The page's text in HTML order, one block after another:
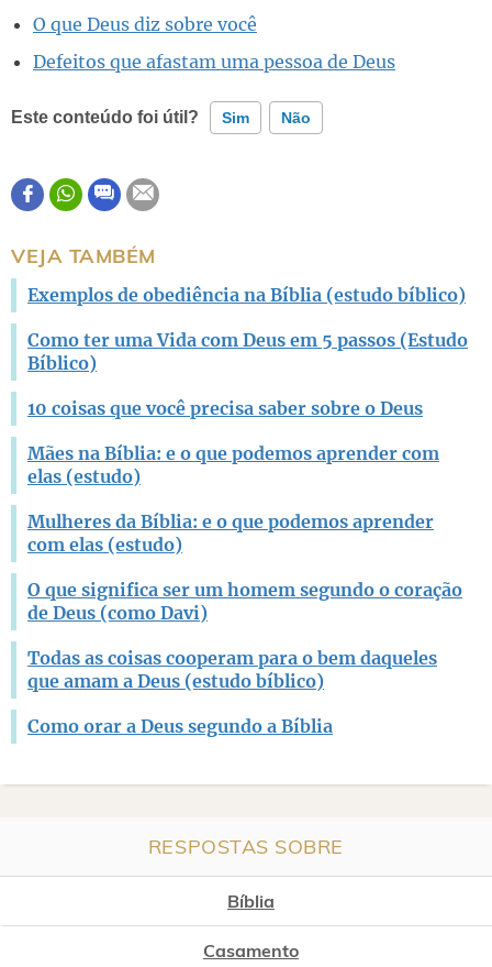
O que Deus diz sobre você
Defeitos que afastam uma pessoa de Deus
Este conteúdo foi útil? Sim Não
Este conteúdo contém informação incorreta
VEJA TAMBÉM
Exemplos de obediência na Bíblia (estudo bíblico)
Como ter uma Vida com Deus em 5 passos (Estudo
Bíblico)
10 coisas que você precisa saber sobre o Deus
Mães na Bíblia: e o que podemos aprender com
elas (estudo)
Mulheres da Bíblia: e o que podemos aprender
com elas (estudo)
O que significa ser um homem segundo o coração
de Deus (como Davi)
Todas as coisas cooperam para o bem daqueles
que amam a Deus (estudo bíblico)
Como orar a Deus segundo a Bíblia
RESPOSTAS SOBRE
Bíblia
Casamento